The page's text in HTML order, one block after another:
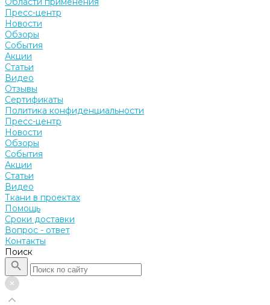
Пресс-центр
Новости
Обзоры
События
Акции
Статьи
Видео
Отзывы
Сертификаты
Политика конфиденциальности
Пресс-центр
Новости
Обзоры
События
Акции
Статьи
Видео
Ткани в проектах
Помощь
Сроки доставки
Вопрос - ответ
Контакты
Поиск